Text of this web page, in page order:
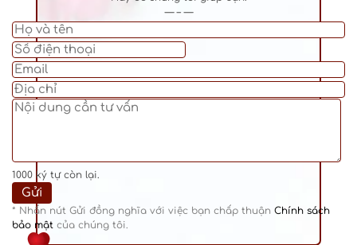
— – —
1000 ký tự còn lại.
* Nhấn nút Gửi đồng nghĩa với việc bạn chấp thuận Chính sách
bảo mật của chúng tôi.